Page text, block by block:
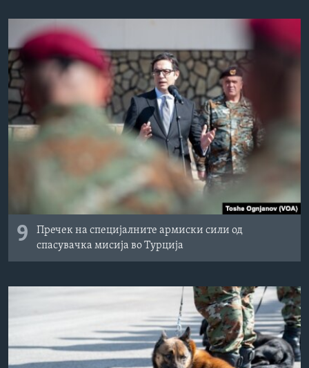
9
Пречек на специјалните армиски сили од
спасувачка мисија во Турција